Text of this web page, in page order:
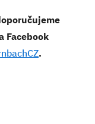
Facebook
.